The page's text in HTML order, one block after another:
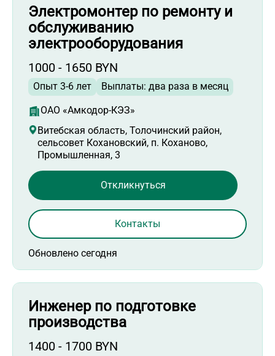
Электромонтер по ремонту и
обслуживанию
электрооборудования
1000 - 1650 BYN
Опыт 3-6 лет Выплаты: два раза в месяц
ОАО «Амкодор-КЭЗ»
Витебская область, Толочинский район,
сельсовет Кохановский, п. Коханово,
Промышленная, 3
Обновлено сегодня
Откликнуться
Контакты
Инженер по подготовке
производства
1400 - 1700 BYN